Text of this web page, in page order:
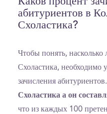
абитуриентов в
Схоластика?
Чтобы понять,
Схоластика, необходимо
зачисления абитуриентов.
Схоластика а он
что из каждых 100